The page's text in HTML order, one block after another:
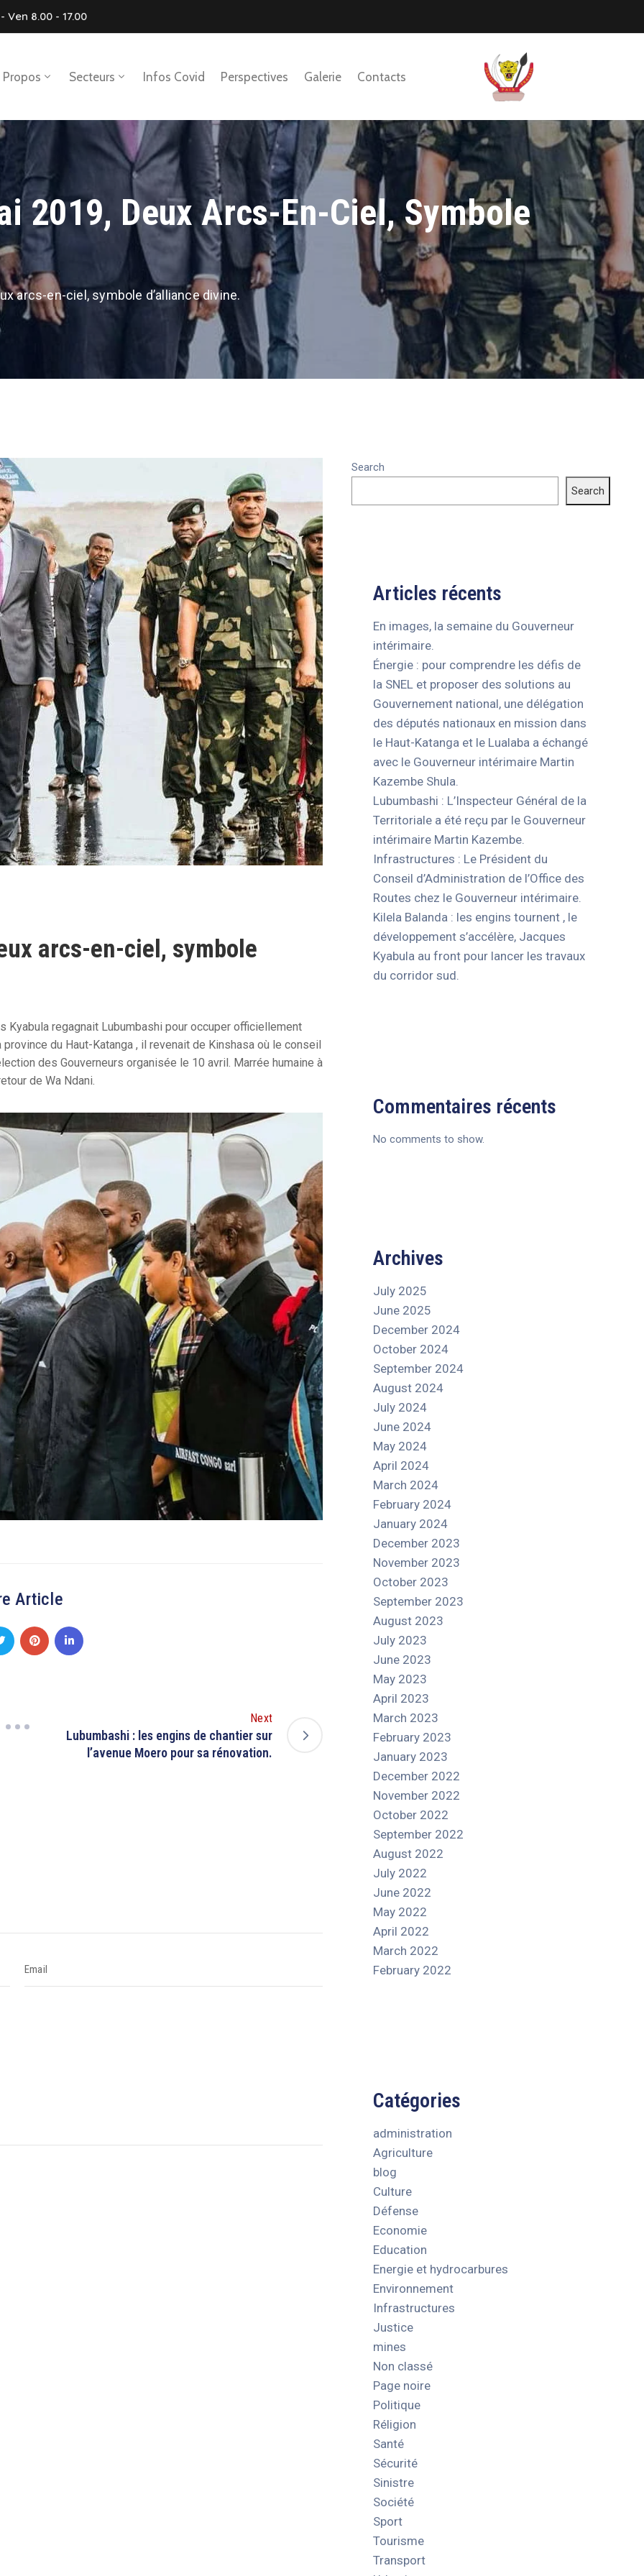
8.00 - 17.00
Propos Secteurs Infos Covid Perspectives Galerie Contacts
2019, Deux Arcs-En-Ciel, Symbole
arcs-en-ciel, symbole d’alliance divine.
arcs-en-ciel, symbole
regagnait Lubumbashi pour occuper officiellement
du Haut-Katanga , il revenait de Kinshasa où le conseil
des Gouverneurs organisée le 10 avril. Marrée humaine à
de Wa Ndani.
Article
Next
Lubumbashi : les engins de chantier sur
l’avenue Moero pour sa rénovation.
Search
Search
Articles récents
En images, la semaine du Gouverneur
intérimaire.
Énergie : pour comprendre les défis de
la SNEL et proposer des solutions au
Gouvernement national, une délégation
des députés nationaux en mission dans
le Haut-Katanga et le Lualaba a échangé
avec le Gouverneur intérimaire Martin
Kazembe Shula.
Lubumbashi : L’Inspecteur Général de la
Territoriale a été reçu par le Gouverneur
intérimaire Martin Kazembe.
Infrastructures : Le Président du
Conseil d’Administration de l’Office des
Routes chez le Gouverneur intérimaire.
Kilela Balanda : les engins tournent , le
développement s’accélère, Jacques
Kyabula au front pour lancer les travaux
du corridor sud.
Commentaires récents
No comments to show.
Archives
July 2025
June 2025
December 2024
October 2024
September 2024
August 2024
July 2024
June 2024
May 2024
April 2024
March 2024
February 2024
January 2024
December 2023
November 2023
October 2023
September 2023
August 2023
July 2023
June 2023
May 2023
April 2023
March 2023
February 2023
January 2023
December 2022
November 2022
October 2022
September 2022
August 2022
July 2022
June 2022
May 2022
April 2022
March 2022
February 2022
Catégories
administration
Agriculture
blog
Culture
Défense
Economie
Education
Energie et hydrocarbures
Environnement
Infrastructures
Justice
mines
Non classé
Page noire
Politique
Réligion
Santé
Sécurité
Sinistre
Société
Sport
Tourisme
Transport